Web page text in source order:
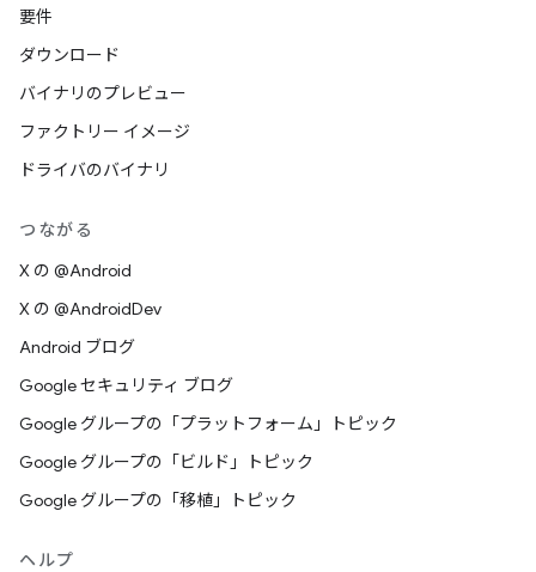
要件
ダウンロード
バイナリのプレビュー
ファクトリー イメージ
ドライバのバイナリ
つながる
X の @Android
X の @AndroidDev
Android ブログ
Google セキュリティ ブログ
Google グループの「プラットフォーム」トピック
Google グループの「ビルド」トピック
Google グループの「移植」トピック
ヘルプ